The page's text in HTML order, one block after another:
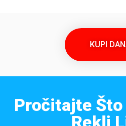
KUPI
Pročitajte Što